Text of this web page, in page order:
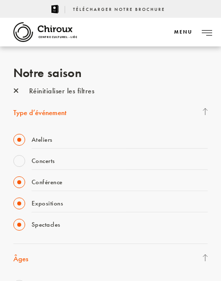
TÉLÉCHARGER NOTRE BROCHURE
CENTRE CULTUREL - LIÈGE
MENU
Notre saison
Réinitialiser les filtres
Type d’événement
Ateliers
Concerts
Conférence
Expositions
Spectacles
Âges